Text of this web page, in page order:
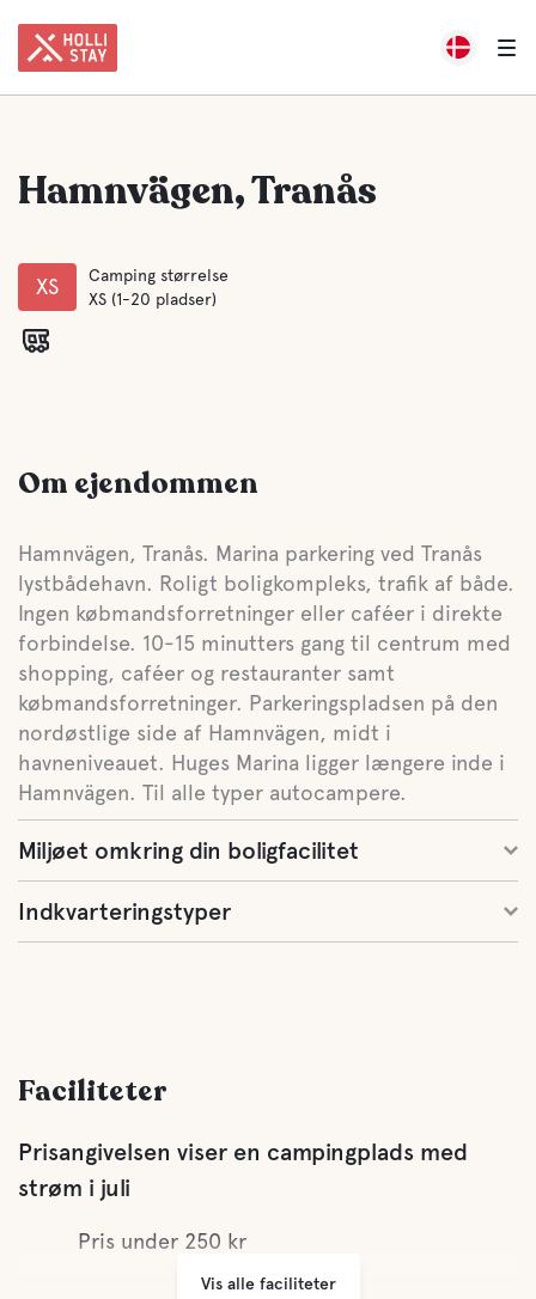
Hamnvägen, Tranås
XS
Camping størrelse
XS (1-20 pladser)
Om ejendommen
Hamnvägen, Tranås. Marina parkering ved Tranås
lystbådehavn. Roligt boligkompleks, trafik af både.
Ingen købmandsforretninger eller caféer i direkte
forbindelse. 10-15 minutters gang til centrum med
shopping, caféer og restauranter samt
købmandsforretninger. Parkeringspladsen på den
nordøstlige side af Hamnvägen, midt i
havneniveauet. Huges Marina ligger længere inde i
Hamnvägen. Til alle typer autocampere.
Miljøet omkring din boligfacilitet
Indkvarteringstyper
Faciliteter
Prisangivelsen viser en campingplads med
strøm i juli
Pris under 250 kr
Vis alle faciliteter